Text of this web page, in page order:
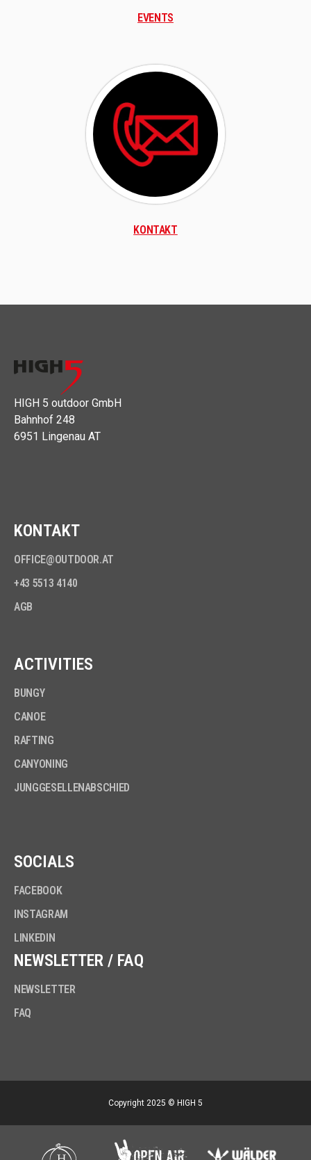
EVENTS
KONTAKT
HIGH 5 outdoor GmbH
Bahnhof 248
6951 Lingenau AT
KONTAKT
OFFICE@OUTDOOR.AT
+43 5513 4140
AGB
ACTIVITIES
BUNGY
CANOE
RAFTING
CANYONING
JUNGGESELLENABSCHIED
SOCIALS
FACEBOOK
INSTAGRAM
LINKEDIN
NEWSLETTER / FAQ
NEWSLETTER
FAQ
Copyright 2025 © HIGH 5